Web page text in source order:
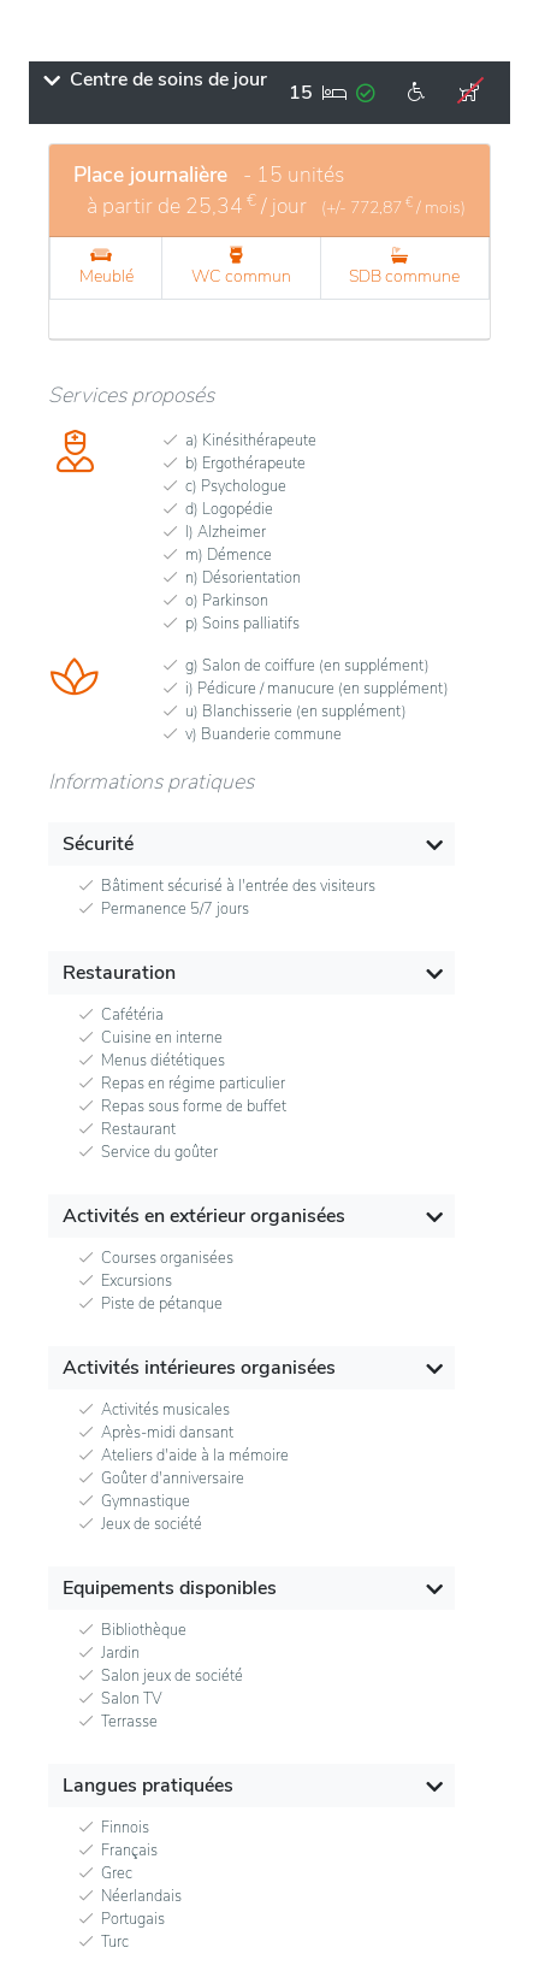
Centre de soins de jour 15
Place journalière - 15 unités
à partir de 25,34 € / jour (+/- 772,87 € / mois)
Meublé WC commun SDB commune
Services proposés
a) Kinésithérapeute
b) Ergothérapeute
c) Psychologue
d) Logopédie
l) Alzheimer
m) Démence
n) Désorientation
o) Parkinson
p) Soins palliatifs
g) Salon de coiffure (en supplément)
i) Pédicure / manucure (en supplément)
u) Blanchisserie (en supplément)
v) Buanderie commune
Informations pratiques
Sécurité
Bâtiment sécurisé à l'entrée des visiteurs
Permanence 5/7 jours
Restauration
Cafétéria
Cuisine en interne
Menus diététiques
Repas en régime particulier
Repas sous forme de buffet
Restaurant
Service du goûter
Activités en extérieur organisées
Courses organisées
Excursions
Piste de pétanque
Activités intérieures organisées
Activités musicales
Après-midi dansant
Ateliers d'aide à la mémoire
Goûter d'anniversaire
Gymnastique
Jeux de société
Equipements disponibles
Bibliothèque
Jardin
Salon jeux de société
Salon TV
Terrasse
Langues pratiquées
Finnois
Français
Grec
Néerlandais
Portugais
Turc